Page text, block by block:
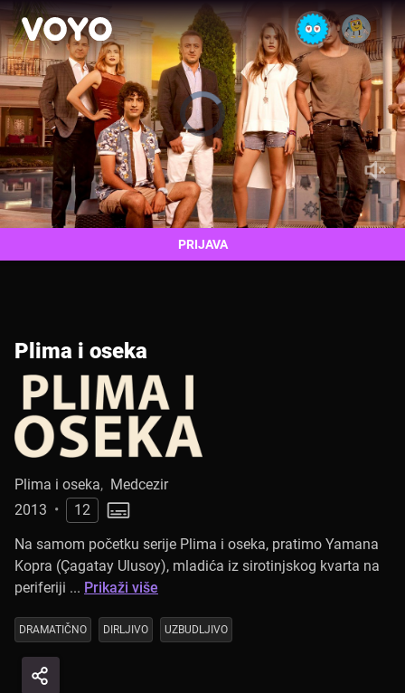
Plima i oseka
Plima i oseka, Medcezir
2013 •
12
Na samom početku serije Plima i oseka, pratimo Yamana
Kopra (Çagatay Ulusoy), mladića iz sirotinjskog kvarta na
periferiji ... Prikaži više
DRAMATIČNO DIRLJIVO UZBUDLJIVO
PRIJAVA